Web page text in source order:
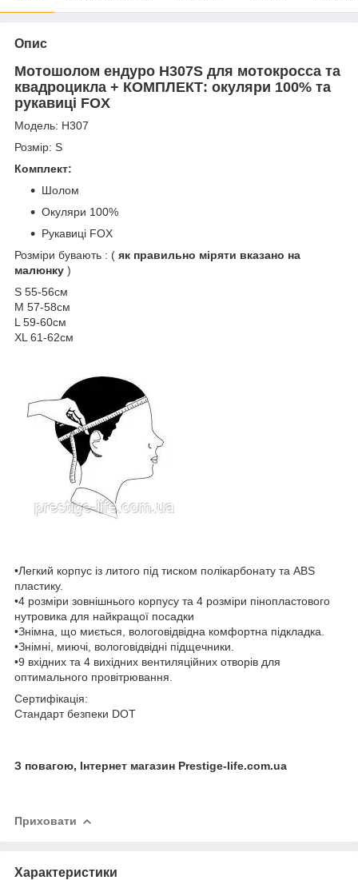
Опис
Мотошолом ендуро H307S для мотокросса та
квадроцикла + КОМПЛЕКТ: окуляри 100% та
рукавиці FOX
Модель: Н307
Розмір: S
Комплект:
Шолом
Окуляри 100%
Рукавиці FOX
Розміри бувають : ( як правильно міряти вказано на
малюнку )
S 55-56см
M 57-58см
L 59-60см
XL 61-62см
•Легкий корпус із литого під тиском полікарбонату та ABS
пластику.
•4 розміри зовнішнього корпусу та 4 розміри пінопластового
нутровика для найкращої посадки
•Знімна, що миється, вологовідвідна комфортна підкладка.
•Знімні, миючі, вологовідвідні підщечники.
•9 вхідних та 4 вихідних вентиляційних отворів для
оптимального провітрювання.
Сертифікація:
Стандарт безпеки DOT
З повагою, Інтернет магазин Prestige-life.com.ua
Приховати
Характеристики